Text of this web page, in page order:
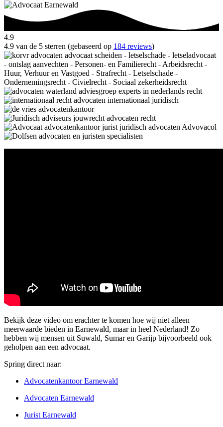
4.9
4.9 van de 5 sterren (gebaseerd op 184 reviews)
Bekijk deze video om erachter te komen hoe wij niet alleen
meerwaarde bieden in Earnewald, maar in heel Nederland! Zo
hebben wij mensen uit Suwald, Sumar en Garijp bijvoorbeeld ook
geholpen aan een advocaat.
Spring direct naar:
Advocatenkantoor Earnewald
Advocaten Earnewald
Jurist Earnewald